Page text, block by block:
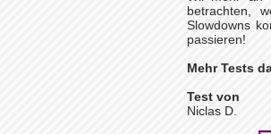
betrachten,
Slowdowns
passieren!
Mehr Tests
Test von
Niclas D.